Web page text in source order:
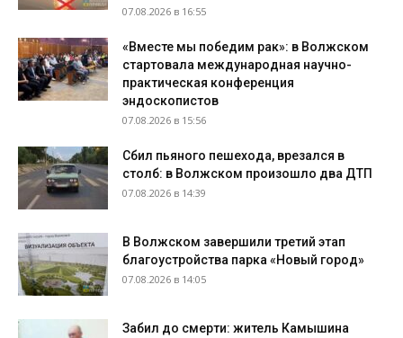
07.08.2026 в 16:55
«Вместе мы победим рак»: в Волжском
стартовала международная научно-
практическая конференция
эндоскопистов
07.08.2026 в 15:56
Сбил пьяного пешехода, врезался в
столб: в Волжском произошло два ДТП
07.08.2026 в 14:39
В Волжском завершили третий этап
благоустройства парка «Новый город»
07.08.2026 в 14:05
Забил до смерти: житель Камышина